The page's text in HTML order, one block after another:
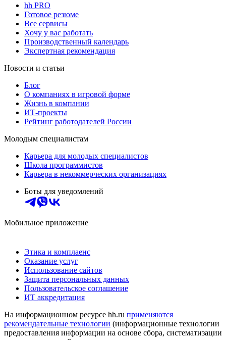
hh PRO
Готовое резюме
Все сервисы
Хочу у вас работать
Производственный календарь
Экспертная рекомендация
Новости и статьи
Блог
О компаниях в игровой форме
Жизнь в компании
ИТ-проекты
Рейтинг работодателей России
Молодым специалистам
Карьера для молодых специалистов
Школа программистов
Карьера в некоммерческих организациях
Боты для уведомлений
Мобильное приложение
Этика и комплаенс
Оказание услуг
Использование сайтов
Защита персональных данных
Пользовательское соглашение
ИТ аккредитация
На информационном ресурсе hh.ru применяются
рекомендательные технологии (информационные технологии
предоставления информации на основе сбора, систематизации